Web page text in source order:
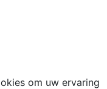
om uw ervaring